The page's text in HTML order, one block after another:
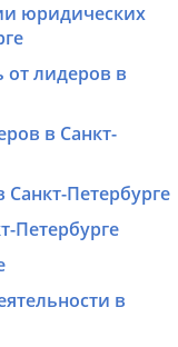
юридических
лидеров в
в Санкт-
Петербурге
Петербурге
в